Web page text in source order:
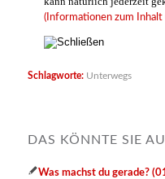
(Informationen zum
Schlagworte: Unterwegs
DAS KÖNNTE SIE
Was machst du gerade?